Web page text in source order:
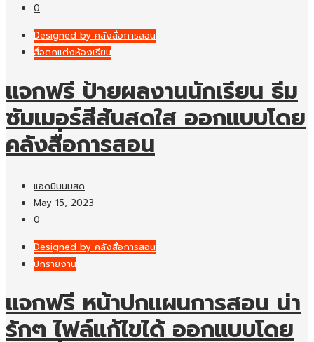
0
Designed by คลังสื่อการสอน
สื่อตกแต่งห้องเรียน
แจกฟรี ป้ายผลงานนักเรียน ธีม
ซัมเมอร์สีสันสดใส ออกแบบโดย
คลังสื่อการสอน
แอดมินนมสด
May 15, 2023
0
Designed by คลังสื่อการสอน
ปกรายงาน
แจกฟรี หน้าปกแผนการสอน น่า
รักๆ ไฟล์แก้ไขได้ ออกแบบโดย